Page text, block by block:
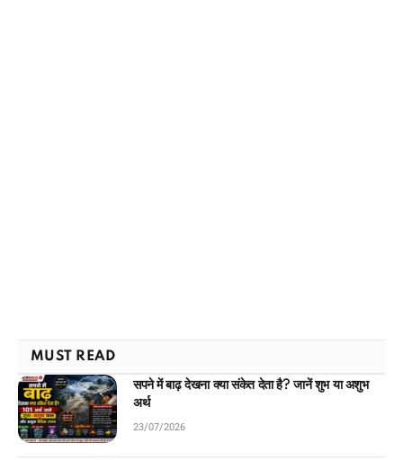
MUST READ
सपने में बाढ़ देखना क्या संकेत देता है? जानें शुभ या अशुभ
अर्थ
23/07/2026